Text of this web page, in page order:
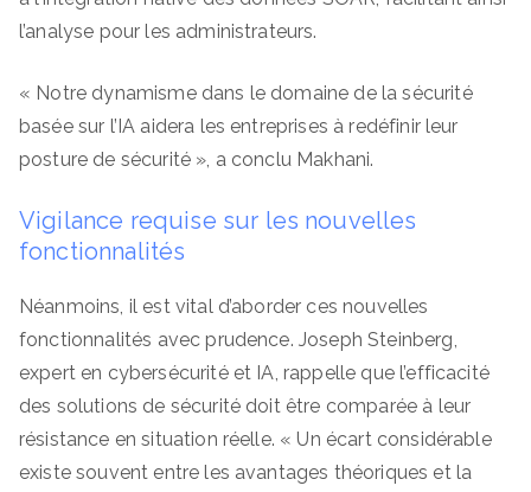
l’analyse pour les administrateurs.
« Notre dynamisme dans le domaine de la sécurité
basée sur l’IA aidera les entreprises à redéfinir leur
posture de sécurité », a conclu Makhani.
Vigilance requise sur les nouvelles
fonctionnalités
Néanmoins, il est vital d’aborder ces nouvelles
fonctionnalités avec prudence. Joseph Steinberg,
expert en cybersécurité et IA, rappelle que l’efficacité
des solutions de sécurité doit être comparée à leur
résistance en situation réelle. « Un écart considérable
existe souvent entre les avantages théoriques et la